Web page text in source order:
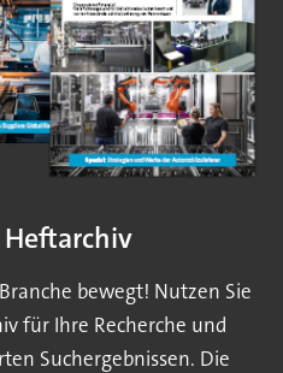
Heftarchiv
bewegt! Nutzen Sie
für Ihre Recherche und
Suchergebnissen. Die